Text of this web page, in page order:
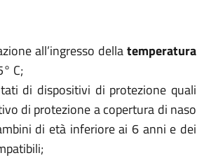
all’ingresso dellatemperatura
C;
di dispositivi di protezione quali
di protezione a copertura di naso
di età inferiore ai 6 anni e dei